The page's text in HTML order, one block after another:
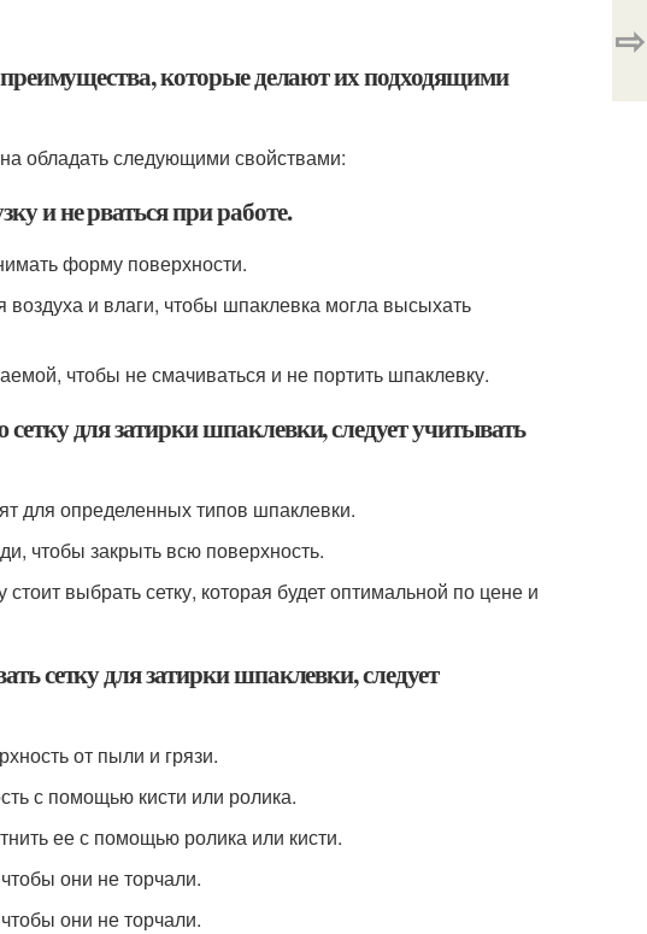
преимущества, которые делают их подходящими
обладать следующими свойствами:
и не рваться при работе.
форму поверхности.
и влаги, чтобы шпаклевка могла высыхать
чтобы не смачиваться и не портить шпаклевку.
для затирки шпаклевки, следует учитывать
для определенных типов шпаклевки.
чтобы закрыть всю поверхность.
выбрать сетку, которая будет оптимальной по цене и
сетку для затирки шпаклевки, следует
от пыли и грязи.
с помощью кисти или ролика.
ее с помощью ролика или кисти.
они не торчали.
они не торчали.
⇨